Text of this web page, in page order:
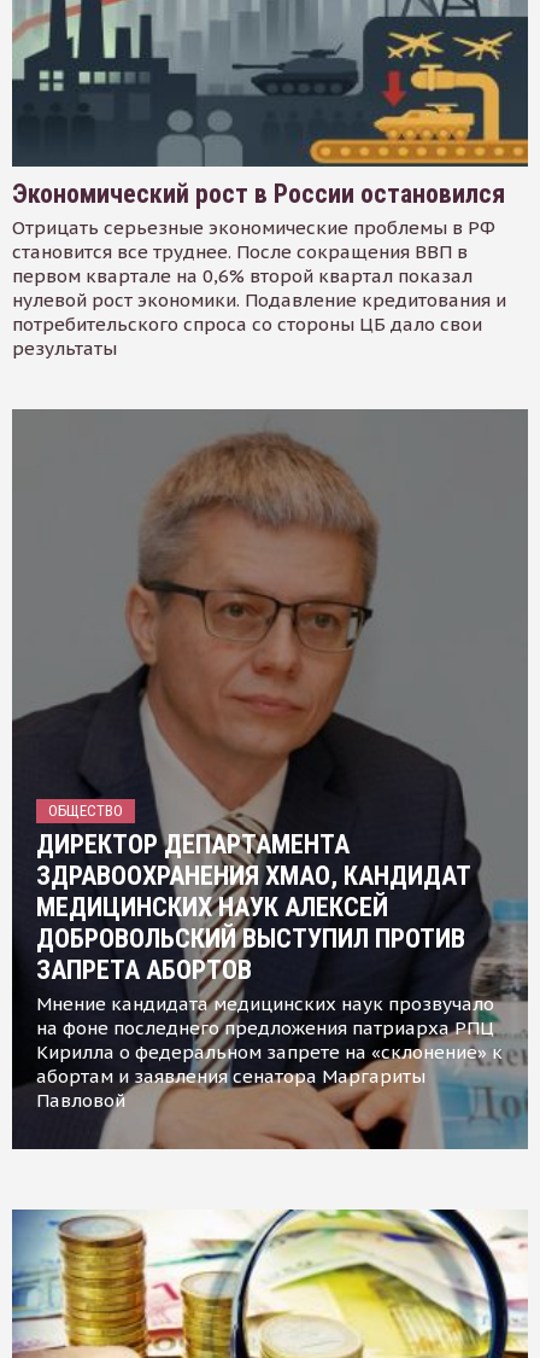
Экономический рост в России остановился
Отрицать серьезные экономические проблемы в РФ
становится все труднее. После сокращения ВВП в
первом квартале на 0,6% второй квартал показал
нулевой рост экономики. Подавление кредитования и
потребительского спроса со стороны ЦБ дало свои
результаты
ОБЩЕСТВО
ДИРЕКТОР ДЕПАРТАМЕНТА
ЗДРАВООХРАНЕНИЯ ХМАО, КАНДИДАТ
МЕДИЦИНСКИХ НАУК АЛЕКСЕЙ
ДОБРОВОЛЬСКИЙ ВЫСТУПИЛ ПРОТИВ
ЗАПРЕТА АБОРТОВ
Мнение кандидата медицинских наук прозвучало
на фоне последнего предложения патриарха РПЦ
Кирилла о федеральном запрете на «склонение» к
абортам и заявления сенатора Маргариты
Павловой